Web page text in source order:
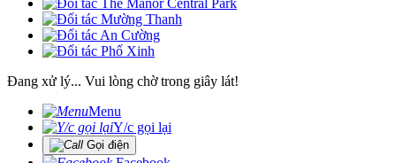
Đang xử lý... Vui lòng chờ trong giây lát!
Menu
Y/c gọi lại
Gọi điện